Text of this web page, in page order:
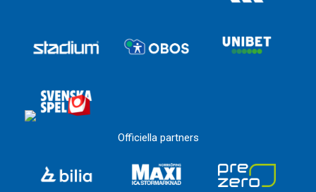
Officiella partners